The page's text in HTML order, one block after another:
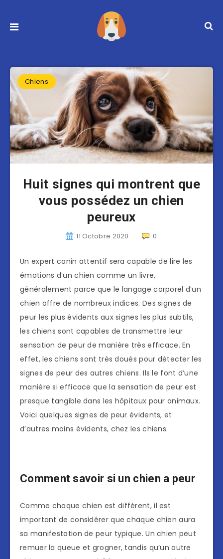
Chiens
Huit signes qui montrent que
vous possédez un chien
peureux
11 Octobre 2020 0
Un expert canin attentif sera capable de lire les
émotions d’un chien comme un livre,
généralement parce que le langage corporel d’un
chien offre de nombreux indices. Des signes de
peur les plus évidents aux signes les plus subtils,
les chiens sont capables de transmettre leur
sensation de peur de manière très efficace. En
effet, les chiens sont très doués pour détecter les
signes de peur des autres chiens. Ils le font d’une
manière si efficace que la sensation de peur est
presque tangible dans les hôpitaux pour animaux.
Voici quelques signes de peur évidents, et
d’autres moins évidents, chez les chiens.
Comment savoir si un chien a peur
Comme chaque chien est différent, il est
important de considérer que chaque chien aura
sa manifestation de peur typique. Un chien peut
remuer la queue et grogner, tandis qu’un autre